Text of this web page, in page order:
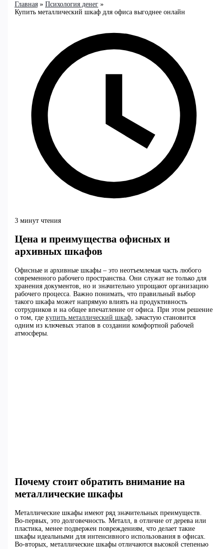
Главная
Психология денег
Купить металлический шкаф для офиса выгоднее онлайн
3 минут чтения
Цена и преимущества офисных и
архивных шкафов
Офисные и архивные шкафы – это неотъемлемая часть любого
современного рабочего пространства. Они служат не только для
хранения документов, но и значительно упрощают организацию
рабочего процесса. Важно понимать, что правильный выбор
такого шкафа может напрямую влиять на продуктивность
сотрудников и на общее впечатление от офиса. При этом решение
о том, где купить металлический шкаф, зачастую становится
одним из ключевых этапов в создании комфортной рабочей
атмосферы.
Почему стоит обратить внимание на
металлические шкафы
Металлические шкафы имеют ряд значительных преимуществ.
Во-первых, это долговечность. Металл, в отличие от дерева или
пластика, менее подвержен повреждениям, что делает такие
шкафы идеальными для интенсивного использования в офисах.
Во-вторых, металлические шкафы отличаются высокой степенью